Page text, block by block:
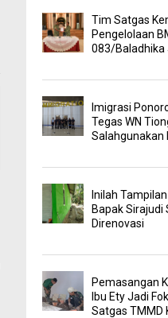
Tim Satgas
Pengelolaan
083/Baladhika
Imigrasi
Tegas WN
Salahgunakan
Inilah
Bapak Sirajudi
Direnovasi
Pemasangan
Ibu Ety Jadi
Satgas TMMD